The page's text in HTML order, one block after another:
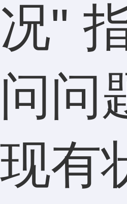
况"
问问
现有